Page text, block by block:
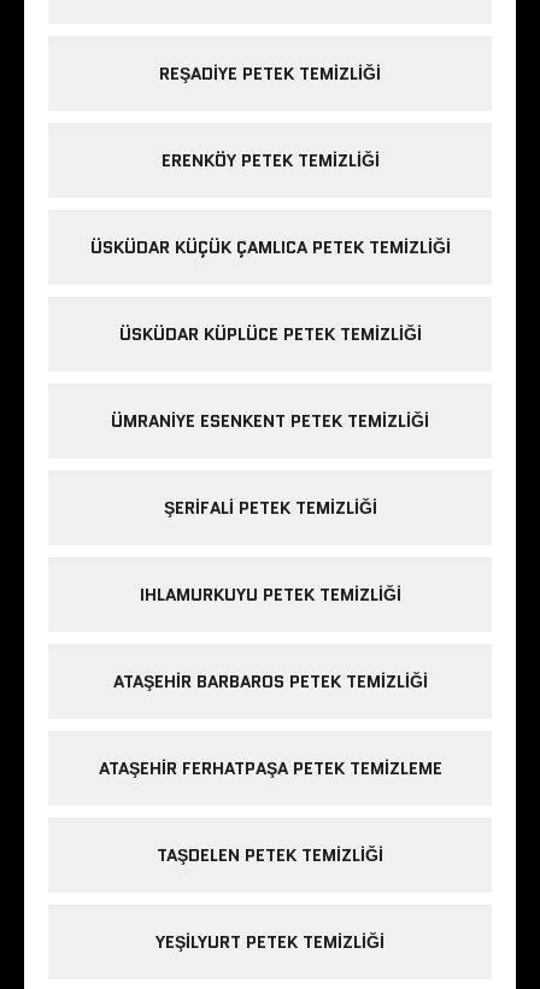
REŞADIYE PETEK TEMIZLIĞI
ERENKÖY PETEK TEMIZLIĞI
ÜSKÜDAR KÜÇÜK ÇAMLICA PETEK TEMIZLIĞI
ÜSKÜDAR KÜPLÜCE PETEK TEMIZLIĞI
ÜMRANIYE ESENKENT PETEK TEMIZLIĞI
ŞERIFALI PETEK TEMIZLIĞI
IHLAMURKUYU PETEK TEMIZLIĞI
ATAŞEHIR BARBAROS PETEK TEMIZLIĞI
ATAŞEHIR FERHATPAŞA PETEK TEMIZLEME
TAŞDELEN PETEK TEMIZLIĞI
YEŞILYURT PETEK TEMIZLIĞI